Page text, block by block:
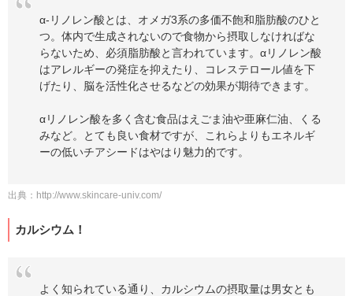
α-リノレン酸とは、オメガ3系の多価不飽和脂肪酸のひと
つ。体内で生成されないので食物から摂取しなければな
らないため、必須脂肪酸と言われています。αリノレン酸
はアレルギーの発症を抑えたり、コレステロール値を下
げたり、脳を活性化させるなどの効果が期待できます。
αリノレン酸を多く含む食品はえごま油や亜麻仁油、くる
みなど。とても良い食材ですが、これらよりもエネルギ
ーの低いチアシードはやはり魅力的です。
出典： http://www.skincare-univ.com/
カルシウム！
よく知られている通り、カルシウムの摂取量は男女とも